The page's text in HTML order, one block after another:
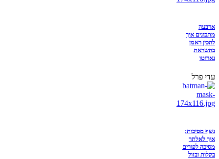
ארבעה
מתכונים איך
להכין ראמן
בהשראת
נארוטו
עדי פרל
נשף מסיכות:
איך לאלתר
מסיכה לפורים
בקלות ובזול